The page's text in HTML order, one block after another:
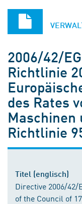
2006/42/EG
Richtlinie
des Rates
Maschinen
Richtlinie
Titel (englisch)
Directive 2006/42/
of the Council of